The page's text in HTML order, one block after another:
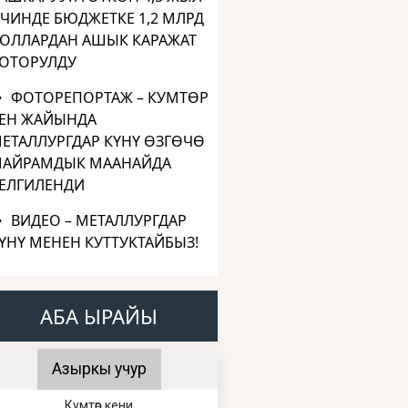
БЮДЖЕТКЕ 1,2 МЛРД
АШЫК КАРАЖАТ
ФОТОРЕПОРТАЖ – КУМТӨР
ЖАЙЫНДА
КҮНҮ ӨЗГӨЧӨ
МААНАЙДА
ВИДЕО – МЕТАЛЛУРГДАР
МЕНЕН КУТТУКТАЙБЫЗ!
АБА ЫРАЙЫ
Азыркы учур
Кумтөр кени